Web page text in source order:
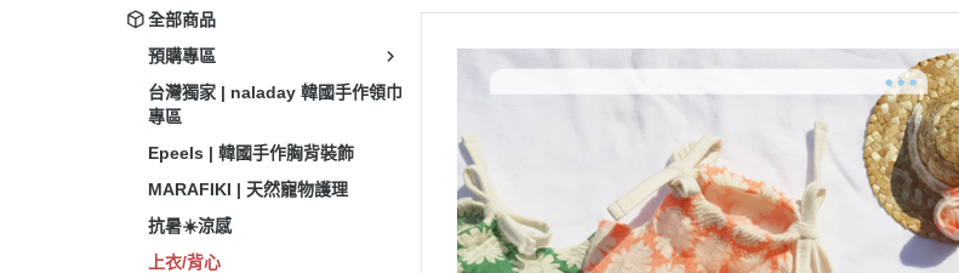
全部商品
預購專區
台灣獨家 | naladay 韓國手作領巾
專區
Epeels | 韓國手作胸背裝飾
MARAFIKI | 天然寵物護理
抗暑☀️涼感
上衣/背心